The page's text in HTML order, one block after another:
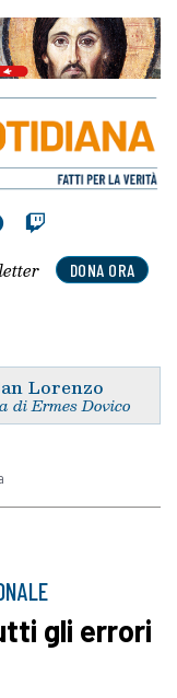
DONA ORA
Lorenzo
di Ermes Dovico
gli errori